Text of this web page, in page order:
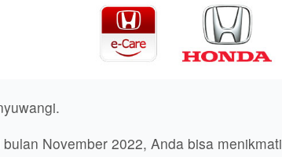
November 2022, Anda bisa menikmati